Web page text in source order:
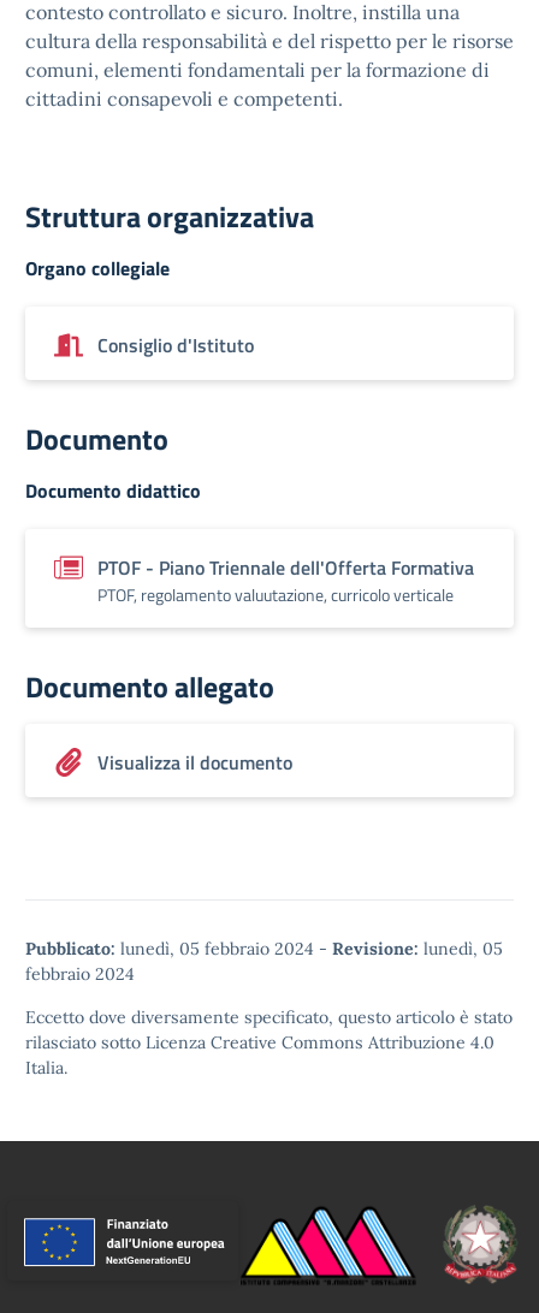
contesto controllato e sicuro. Inoltre, instilla una
cultura della responsabilità e del rispetto per le risorse
comuni, elementi fondamentali per la formazione di
cittadini consapevoli e competenti.
Struttura organizzativa
Organo collegiale
Consiglio d'Istituto
Documento
Documento didattico
PTOF - Piano Triennale dell'Offerta Formativa
PTOF, regolamento valuutazione, curricolo verticale
Documento allegato
Visualizza il documento
Pubblicato: lunedì, 05 febbraio 2024 - Revisione: lunedì, 05
febbraio 2024
Eccetto dove diversamente specificato, questo articolo è stato
rilasciato sotto Licenza Creative Commons Attribuzione 4.0
Italia.